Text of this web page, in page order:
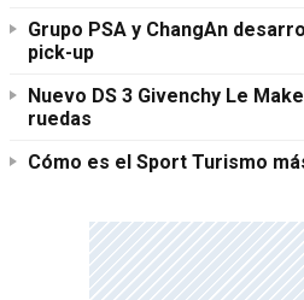
Grupo PSA y ChangAn
pick-up
Nuevo DS 3 Givenchy Le
ruedas
Cómo es el Sport Turismo